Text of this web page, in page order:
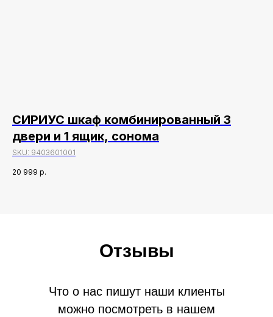
СИРИУС шкаф комбинированный 3
двери и 1 ящик, сонома
SKU: 9403601001
20 999 р.
Что о нас пишут наши клиенты
можно посмотреть в нашем
Отзывы